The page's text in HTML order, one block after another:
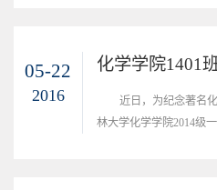
05-22
2016
近日，为纪念著名
林大学化学学院2014级